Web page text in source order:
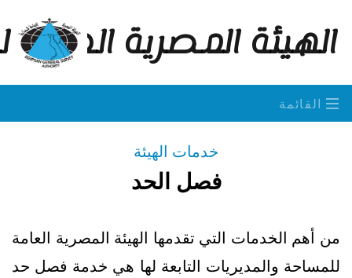
الهيئة المصرية
القائمة
خدمات الهيئة
فصل الحد
من أهم الخدمات التي تقدمها الهيئة المصرية العامة
للمساحة والمديريات التابعة لها هي خدمة فصل حد